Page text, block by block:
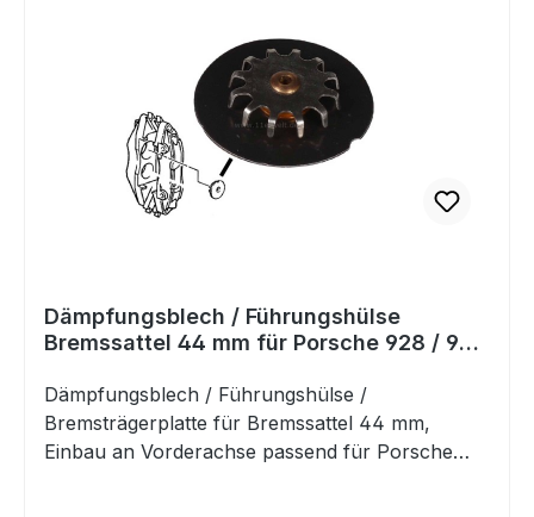
Dämpfungsblech / Führungshülse
Bremssattel 44 mm für Porsche 928 / 944
Dämpfungsblech / Führungshülse /
Bremsträgerplatte für Bremssattel 44 mm,
Einbau an Vorderachse passend für Porsche